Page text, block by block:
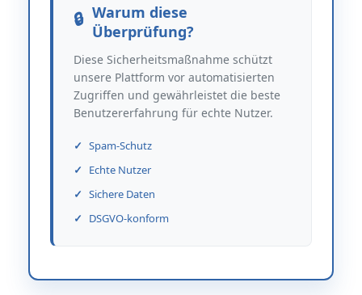
Warum diese
Überprüfung?
Diese Sicherheitsmaßnahme schützt
unsere Plattform vor automatisierten
Zugriffen und gewährleistet die beste
Benutzererfahrung für echte Nutzer.
Spam-Schutz
Echte Nutzer
Sichere Daten
DSGVO-konform